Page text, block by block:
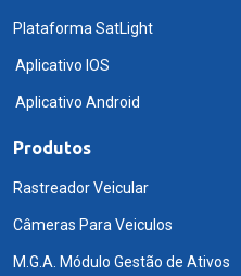
Plataforma SatLight
Aplicativo IOS
Aplicativo Android
Produtos
Rastreador Veicular
Câmeras Para Veiculos
M.G.A. Módulo Gestão de Ativos